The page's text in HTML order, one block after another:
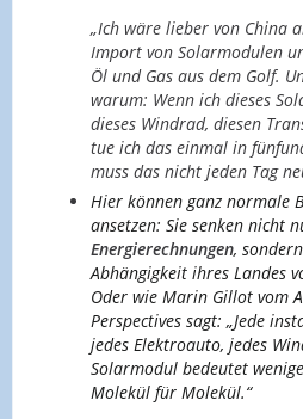
„Ich wäre lieber von China
Import von Solarmodulen
Öl und Gas aus dem Golf.
warum: Wenn ich dieses
dieses Windrad, diesen
tue ich das einmal in
muss das nicht jeden Tag
Hier können ganz normale
ansetzen: Sie senken nicht
Energierechnungen,
Abhängigkeit ihres Landes
Oder wie Marin Gillot vom
Perspectives sagt: „Jede
jedes Elektroauto, jedes
Solarmodul bedeutet
Molekül für Molekül.“